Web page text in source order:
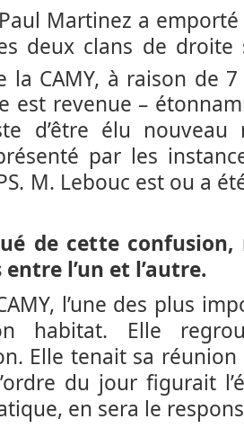
Martinez a
deux clans de droite
la CAMY, à raison de
est revenue –
d’être élu nouveau
par les
M. Lebouc est ou a
de cette
l’un et l’autre.
l’une des plus
habitat. Elle
Elle tenait sa
du jour figurait
en sera le